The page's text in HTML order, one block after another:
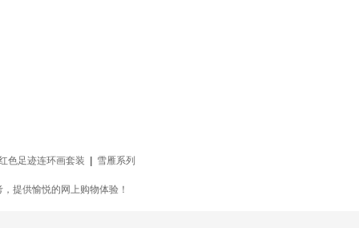
色足迹连环画套装 雪雁系列
提供愉悦的网上购物体验！